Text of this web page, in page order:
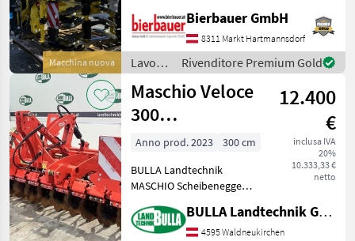
Macchina nuova
und kann nach
telefonischer Vereinbarung
gerne vor Ort besichtigt
werden. Neumaschine sofo
Bierbauer GmbH
8311 Markt Hartmannsdorf
Lavorazione
terreno
/
Bednar
Rivenditore Premium Gold
Maschio Veloce
300
Scheibenegge
12.400
€
inclusa IVA
20%
10.333,33 €
netto
Anno prod. 2023
300 cm
BULLA Landtechnik
MASCHIO Scheibenegge
wenig gefahren +
Dreipunktbock Kat. II Kat.
BULLA Landtechnik GmbH
4595 Waldneukirchen